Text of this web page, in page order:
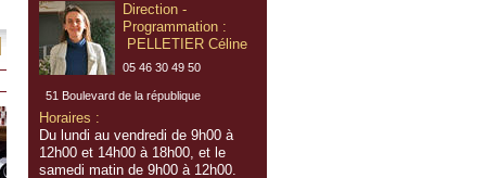
Direction -
Programmation :
PELLETIER Céline
05 46 30 49 50
51 Boulevard de la république
Horaires :
Du lundi au vendredi de 9h00 à
12h00 et 14h00 à 18h00, et le
samedi matin de 9h00 à 12h00.